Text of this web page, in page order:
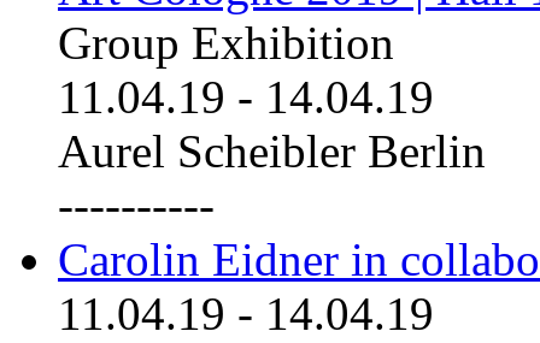
Group Exhibition
11.04.19 - 14.04.19
Aurel Scheibler Berlin
----------
Carolin Eidner in
11.04.19 - 14.04.19